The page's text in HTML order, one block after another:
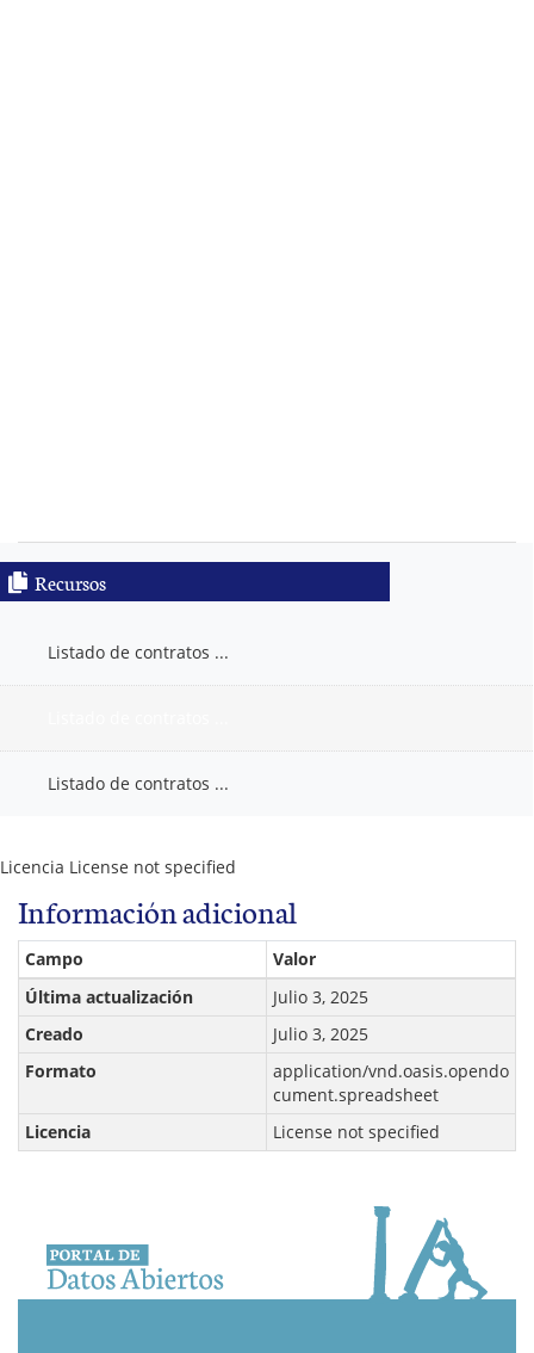
Recursos
Listado de contratos ...
Listado de contratos ...
Licencia License not specified
Información adicional
Campo
Valor
Última actualización
Julio 3, 2025
Creado
Julio 3, 2025
Formato
application/vnd.oasis.opendo
cument.spreadsheet
Licencia
License not specified